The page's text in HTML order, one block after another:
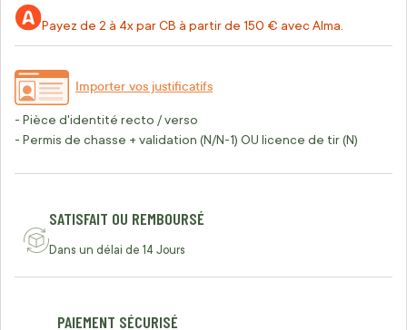
Payez de 2 à 4x par CB à partir de 150 € avec Alma.
Importer vos justificatifs
- Pièce d'identité recto / verso
- Permis de chasse + validation (N/N-1) OU licence de tir (N)
SATISFAIT OU REMBOURSÉ
Dans un délai de 14 Jours
PAIEMENT SÉCURISÉ